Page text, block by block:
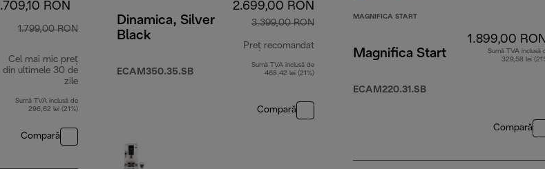
RON
1.799,00 RON
Cel mai mic preț
din ultimele 30 de
zile
Sumă TVA inclusă de
296,62 lei (21%)
Compară
Dinamica, Silver
Black
ECAM350.35.SB
2.699,00 RON
3.399,00 RON
Preț recomandat
preț inițial 3.399,00 RON
Sumă TVA inclusă de
468,42 lei (21%)
Compară
MAGNIFICA START
Magnifica Start
ECAM220.31.SB
1.899,00
Sumă TVA inclusă
329,58 lei
Compară